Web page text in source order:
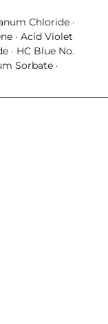
Chloride ·
· Acid Violet
· HC Blue No.
Sorbate ·